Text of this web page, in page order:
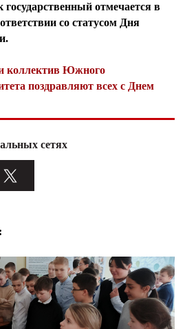
государственный отмечается в
со статусом Дня
коллектив Южного
поздравляют всех с Днем
сетях